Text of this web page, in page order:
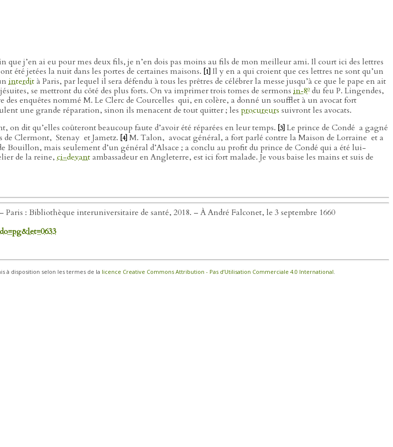
que j’en ai eu pour mes deux fils, je n’en dois pas moins au fils de mon meilleur ami. Il court ici des lettres
été jetées la nuit dans les portes de certaines maisons. [1] Il y en a qui croient que ces lettres ne sont qu’un
interdità Paris, par lequel il sera défendu à tous les prêtres de célébrer la messe jusqu’à ce que le pape en ait
se mettront du côté des plus forts. On va imprimer trois tomes de sermons in‑8o du feu P. Lingendes,
des enquêtes nommé M. Le Clerc de Courcelles qui, en colère, a donné un soufflet à un avocat fort
une grande réparation, sinon ils menacent de tout quitter ; les procureurs suivront les avocats.
on dit qu’elles coûteront beaucoup faute d’avoir été réparées en leur temps. [3] Le prince de Condé a gagné
de Clermont, Stenay et Jametz. [4] M. Talon, avocat général, a fort parlé contre la Maison de Lorraine et a
Bouillon, mais seulement d’un général d’Alsace ; a conclu au profit du prince de Condé qui a été lui-
de la reine, ci-devantambassadeur en Angleterre, est ici fort malade. Je vous baise les mains et suis de
Paris : Bibliothèque interuniversitaire de santé, 2018. – À André Falconet, le 3 septembre 1660
à disposition selon les termes de la licence Creative Commons Attribution - Pas d’Utilisation Commerciale 4.0 International.